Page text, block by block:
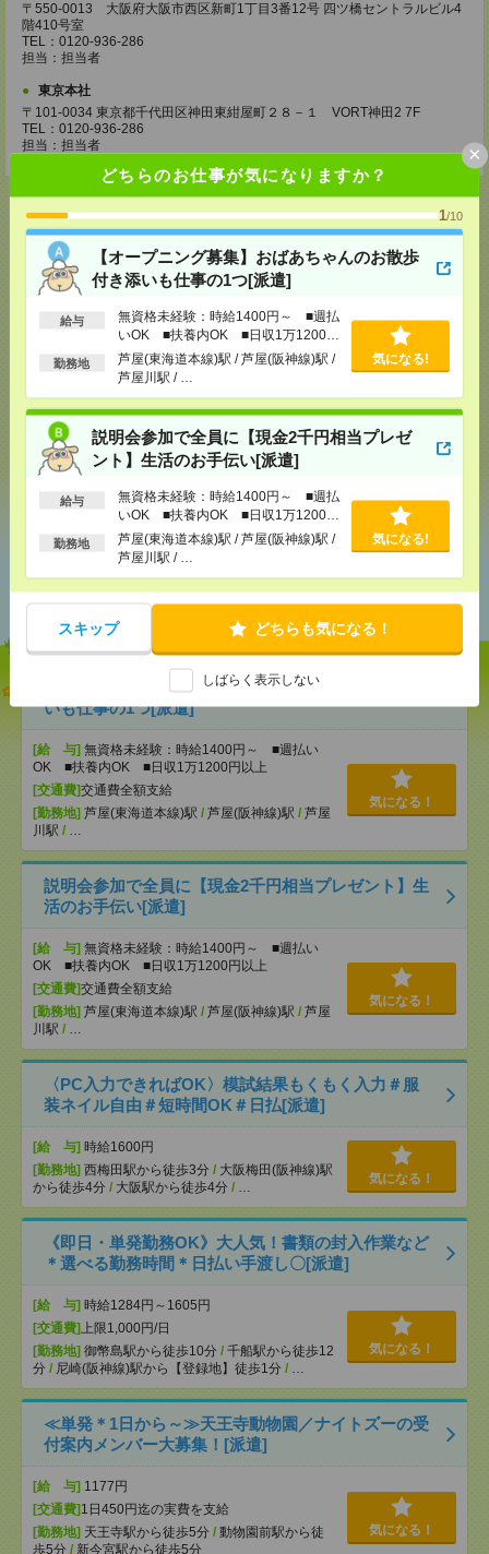
どちらのお仕事が気になりますか？
1/10
【オープニング募集】おばあちゃんのお散歩
付き添いも仕事の1つ[派遣]
給与
無資格未経験：時給1400円～ ■週払
いOK ■扶養内OK ■日収1万1200円
以上
勤務地
芦屋(東海道本線)駅 / 芦屋(阪神線)駅 /
芦屋川駅 / …
気になる!
説明会参加で全員に【現金2千円相当プレゼ
ント】生活のお手伝い[派遣]
給与
無資格未経験：時給1400円～ ■週払
いOK ■扶養内OK ■日収1万1200円
以上
勤務地
芦屋(東海道本線)駅 / 芦屋(阪神線)駅 /
芦屋川駅 / …
気になる!
スキップ どちらも気になる！
しばらく表示しない
×
〒550-0013 大阪府大阪市西区新町1丁目3番12号 四ツ橋セントラルビル4
階410号室
TEL：0120-936-286
担当：担当者
東京本社
〒101-0034 東京都千代田区神田東紺屋町２８－１ VORT神田2 7F
TEL：0120-936-286
担当：担当者
応募ページへ
気になる！ 電話応募
メールで送る LINEで送る
ツイート
おすすめ
【オープニング募集】おばあちゃんのお散歩付き添
いも仕事の1つ[派遣]
[給 与] 無資格未経験：時給1400円～ ■週払い
OK ■扶養内OK ■日収1万1200円以上
[交通費]交通費全額支給
[勤務地] 芦屋(東海道本線)駅 / 芦屋(阪神線)駅 / 芦屋
川駅 / …
気になる！
説明会参加で全員に【現金2千円相当プレゼント】生
活のお手伝い[派遣]
[給 与] 無資格未経験：時給1400円～ ■週払い
OK ■扶養内OK ■日収1万1200円以上
[交通費]交通費全額支給
[勤務地] 芦屋(東海道本線)駅 / 芦屋(阪神線)駅 / 芦屋
川駅 / …
気になる！
〈PC入力できればOK〉模試結果もくもく入力＃服
装ネイル自由＃短時間OK＃日払[派遣]
[給 与] 時給1600円
[勤務地] 西梅田駅から徒歩3分 / 大阪梅田(阪神線)駅
から徒歩4分 / 大阪駅から徒歩4分 / …
気になる！
《即日・単発勤務OK》大人気！書類の封入作業など
＊選べる勤務時間＊日払い手渡し〇[派遣]
[給 与] 時給1284円～1605円
[交通費] 上限1,000円/日
[勤務地] 御幣島駅から徒歩10分 / 千船駅から徒歩12
分 / 尼崎(阪神線)駅から【登録地】徒歩1分 / …
気になる！
≪単発＊1日から～≫天王寺動物園／ナイトズーの受
付案内メンバー大募集！[派遣]
[給 与] 1177円
[交通費] 1日450円迄の実費を支給
[勤務地] 天王寺駅から徒歩5分 / 動物園前駅から徒
歩5分 / 新今宮駅から徒歩5分
気になる！